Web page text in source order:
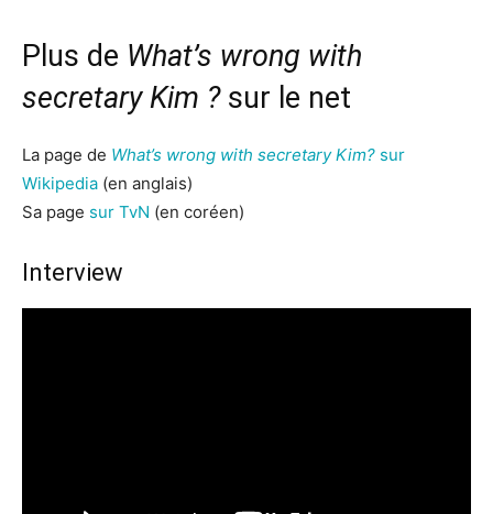
Plus de What’s wrong with
secretary Kim ?sur le net
La page de What’s wrong with secretary Kim? sur
Wikipedia (en anglais)
Sa page sur TvN (en coréen)
Interview